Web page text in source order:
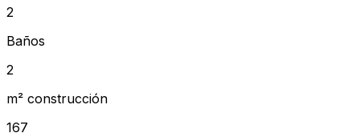
2
Baños
2
m² construcción
167